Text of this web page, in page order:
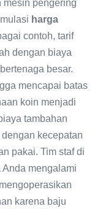
mesin pengering
harga
contoh, tarif
dengan biaya
besar.
mencapai batas
koin menjadi
tambahan
kecepatan
pakai. Tim staf di
mengalami
karena baju